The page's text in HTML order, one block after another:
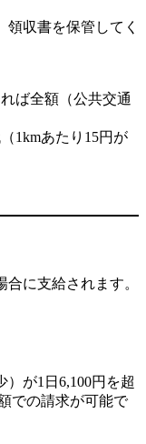
収書を保管してく
ば全額（公共交通
1kmあたり15円が
に支給されます。
が1日6,100円を超
での請求が可能で